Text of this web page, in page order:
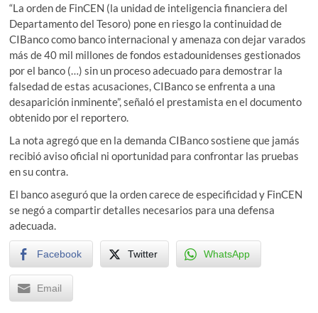
“La orden de FinCEN (la unidad de inteligencia financiera del
Departamento del Tesoro) pone en riesgo la continuidad de
CIBanco como banco internacional y amenaza con dejar varados
más de 40 mil millones de fondos estadounidenses gestionados
por el banco (…) sin un proceso adecuado para demostrar la
falsedad de estas acusaciones, CIBanco se enfrenta a una
desaparición inminente”, señaló el prestamista en el documento
obtenido por el reportero.
La nota agregó que en la demanda CIBanco sostiene que jamás
recibió aviso oficial ni oportunidad para confrontar las pruebas
en su contra.
El banco aseguró que la orden carece de especificidad y FinCEN
se negó a compartir detalles necesarios para una defensa
adecuada.
Facebook Twitter WhatsApp
Email